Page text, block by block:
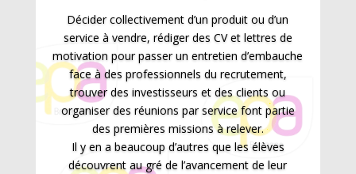
Décider collectivement d’un produit ou d’un
service à vendre, rédiger des CV et lettres de
motivation pour passer un entretien d’embauche
face à des professionnels du recrutement,
trouver des investisseurs et des clients ou
organiser des réunions par service font partie
des premières missions à relever.
Il y en a beaucoup d’autres que les élèves
découvrent au gré de l’avancement de leur